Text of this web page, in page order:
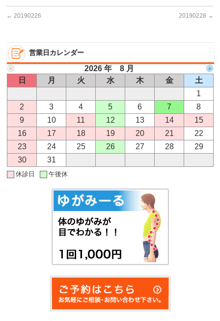
← 20190226 20190228 →
営業日カレンダー
2026 年 8 月
日
月 火 水 木 金
土
1
2
3 4 5 6 7
8
9
10 11 12 13 14
15
16
17 18 19 20 21
22
23
24 25 26 27 28
29
30
31
休診日 午後休